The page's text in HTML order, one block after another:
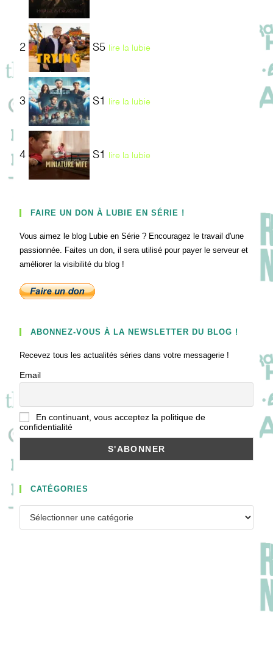
2 S5 lire la lubie
3 S1 lire la lubie
4 S1 lire la lubie
FAIRE UN DON À LUBIE EN SÉRIE !
Vous aimez le blog Lubie en Série ? Encouragez le travail d'une
passionnée. Faites un don, il sera utilisé pour payer le serveur et
améliorer la visibilité du blog !
ABONNEZ-VOUS À LA NEWSLETTER DU BLOG !
Recevez tous les actualités séries dans votre messagerie !
Email
En continuant, vous acceptez la politique de
confidentialité
CATÉGORIES